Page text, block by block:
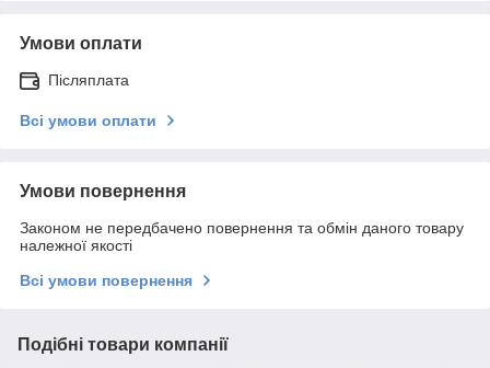
Умови оплати
Післяплата
Всі умови оплати
Умови повернення
Законом не передбачено повернення та обмін даного товару
належної якості
Всі умови повернення
Подібні товари компанії